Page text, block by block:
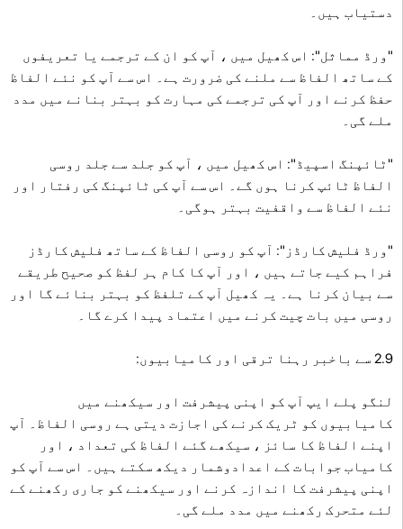
دستیاب ہیں۔
"ورڈ مماثل": اس کھیل میں ، آپ کو ان کے ترجمے یا تعریفوں
کے ساتھ الفاظ سے ملنے کی ضرورت ہے۔ اس سے آپ کو نئے الفاظ
حفظ کرنے اور آپ کی ترجمے کی مہارت کو بہتر بنانے میں مدد
ملے گی۔
"ٹائپنگ اسپیڈ": اس کھیل میں ، آپ کو جلد سے جلد روسی
الفاظ ٹائپ کرنا ہوں گے۔ اس سے آپ کی ٹائپنگ کی رفتار اور
نئے الفاظ سے واقفیت بہتر ہوگی۔
"ورڈ فلیش کارڈز": آپ کو روسی الفاظ کے ساتھ فلیش کارڈز
فراہم کیے جاتے ہیں ، اور آپ کا کام ہر لفظ کو صحیح طریقے
سے بیان کرنا ہے۔ یہ کھیل آپ کے تلفظ کو بہتر بنائے گا اور
روسی میں بات چیت کرنے میں اعتماد پیدا کرے گا۔
2.9 سے باخبر رہنا ترقی اور کامیابیوں:
لنگو پلے ایپ آپ کو اپنی پیشرفت اور سیکھنے میں
کامیابیوں کو ٹریک کرنے کی اجازت دیتی ہے روسی الفاظ۔ آپ
اپنے الفاظ کا سائز ، سیکھے گئے الفاظ کی تعداد ، اور
کامیاب جوابات کے اعدادوشمار دیکھ سکتے ہیں۔ اس سے آپ کو
اپنی پیشرفت کا اندازہ کرنے اور سیکھنے کو جاری رکھنے کے
لئے متحرک رکھنے میں مدد ملے گی۔